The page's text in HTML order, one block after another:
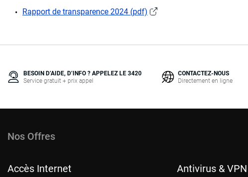
Rapport de transparence 2024 (pdf)